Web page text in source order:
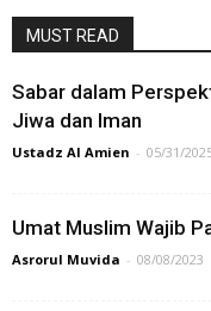
MUST READ
Sabar dalam
Jiwa dan Iman
Ustadz Al Amien - 05/31/
Umat Muslim Wajib
Asrorul Muvida - 08/08/2023